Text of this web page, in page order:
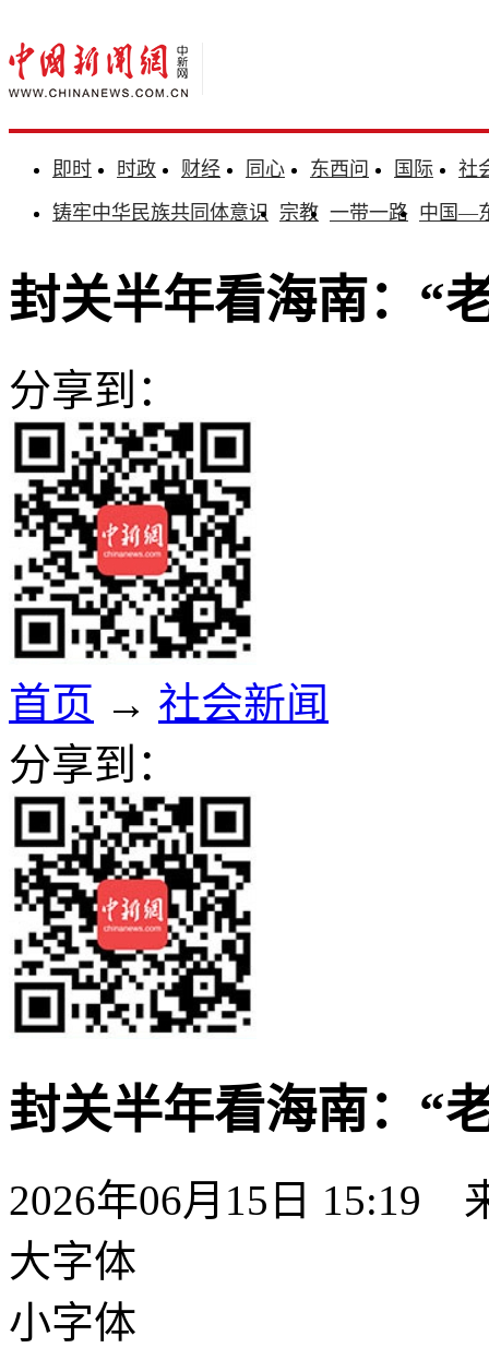
即时 时政 财经 同心 东西问 国际
社
铸牢中华民族共同体意识 宗教 一带一路 中国—
封关半年看海南：“
分享到：
首页 → 社会新闻
分享到：
封关半年看海南：“
2026年06月15日 15:19
大字体
小字体